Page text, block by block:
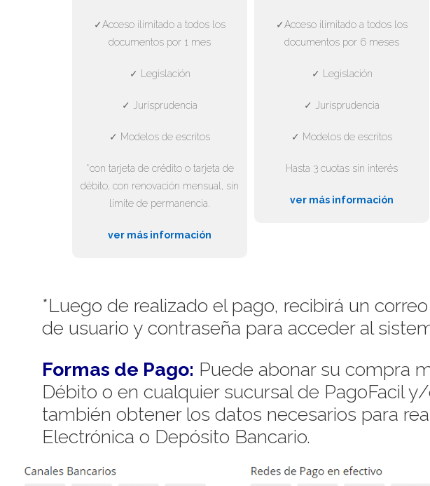
✓Acceso ilimitado a todos los
documentos por 1 mes
✓ Legislación
✓ Jurisprudencia
✓ Modelos de escritos
*con tarjeta de crédito o tarjeta de
débito, con renovación mensual, sin
límite de permanencia.
ver más información
✓Acceso ilimitado a todos los
documentos por 6 meses
✓ Legislación
✓ Jurisprudencia
✓ Modelos de escritos
Hasta 3 cuotas sin interés
ver más información
*Luego de realizado el pago, recibirá un
de usuario y contraseña para acceder al
Formas de Pago: Puede abonar su compra
Débito o en cualquier sucursal de PagoFacil
también obtener los datos necesarios para
Electrónica o Depósito Bancario.